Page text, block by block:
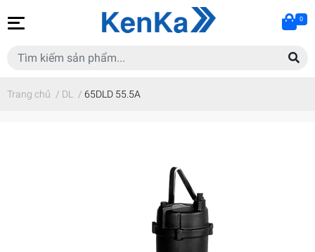
0
Trang chủ / DL / 65DLD 55.5A